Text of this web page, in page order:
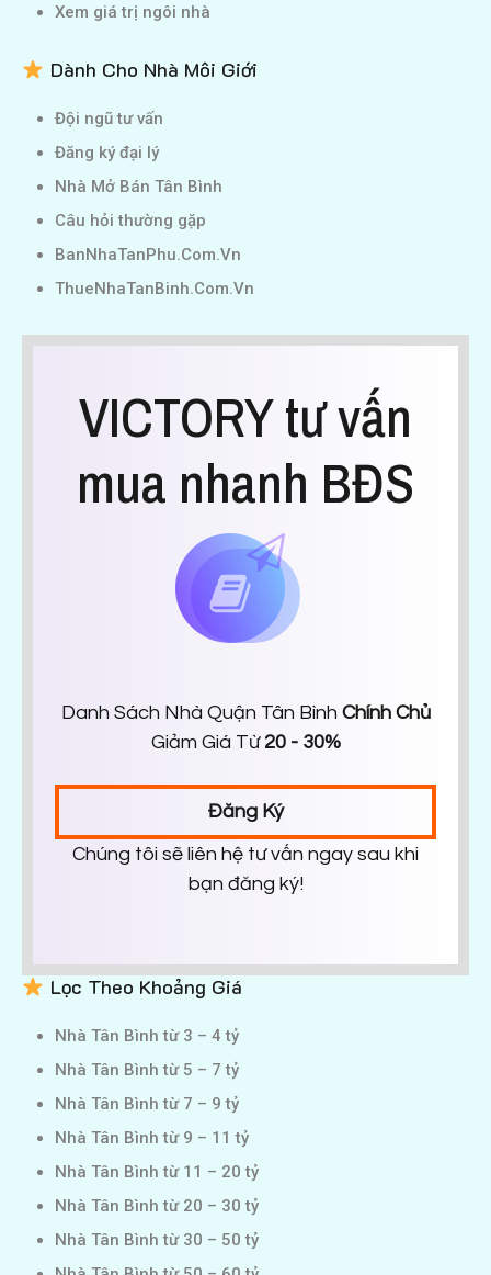
Xem giá trị ngôi nhà
Dành Cho Nhà Môi Giới
Đội ngũ tư vấn
Đăng ký đại lý
Nhà Mở Bán Tân Bình
Câu hỏi thường gặp
BanNhaTanPhu.Com.Vn
ThueNhaTanBinh.Com.Vn
VICTORY tư vấn
mua nhanh BĐS
Danh Sách Nhà Quận Tân Bình Chính Chủ
Giảm Giá Từ 20 - 30%
Đăng Ký
Chúng tôi sẽ liên hệ tư vấn ngay sau khi
bạn đăng ký!
Lọc Theo Khoảng Giá
Nhà Tân Bình từ 3 – 4 tỷ
Nhà Tân Bình từ 5 – 7 tỷ
Nhà Tân Bình từ 7 – 9 tỷ
Nhà Tân Bình từ 9 – 11 tỷ
Nhà Tân Bình từ 11 – 20 tỷ
Nhà Tân Bình từ 20 – 30 tỷ
Nhà Tân Bình từ 30 – 50 tỷ